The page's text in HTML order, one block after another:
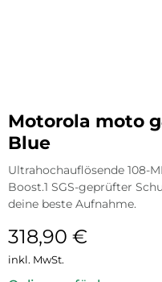
Motorola moto
Blue
Ultrahochauflösende 108-
Boost.1 SGS-geprüfter
deine beste Aufnahme.
318,90 €
inkl. MwSt.